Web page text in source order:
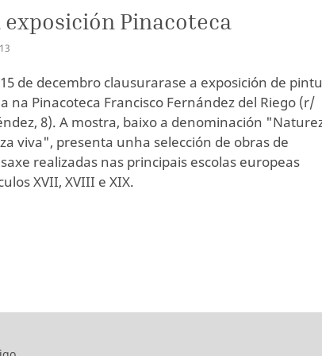
exposición Pinacoteca
de decembro clausurarase a exposición de
na Pinacoteca Francisco Fernández del Riego (r/
8). A mostra, baixo a denominación
viva", presenta unha selección de obras de
realizadas nas principais escolas europeas
XVII, XVIII e XIX.